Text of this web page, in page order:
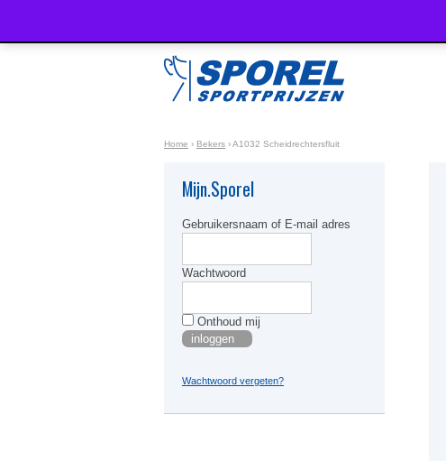
Home › Bekers ›A1032 Scheidrechtersfluit
Mijn.Sporel
Gebruikersnaam of E-mail adres
Wachtwoord
Onthoud mij
Wachtwoord vergeten?